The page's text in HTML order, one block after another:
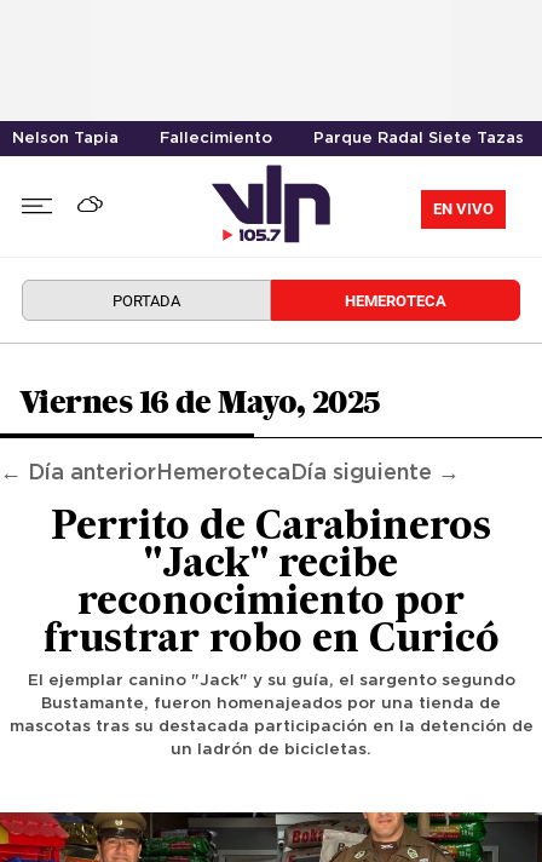
Nelson Tapia Fallecimiento Parque Radal Siete Tazas
EN VIVO
PORTADA HEMEROTECA
Viernes 16 de Mayo, 2025
← Día anterior Hemeroteca Día siguiente →
Perrito de Carabineros
"Jack" recibe
reconocimiento por
frustrar robo en Curicó
El ejemplar canino "Jack" y su guía, el sargento segundo
Bustamante, fueron homenajeados por una tienda de
mascotas tras su destacada participación en la detención de
un ladrón de bicicletas.